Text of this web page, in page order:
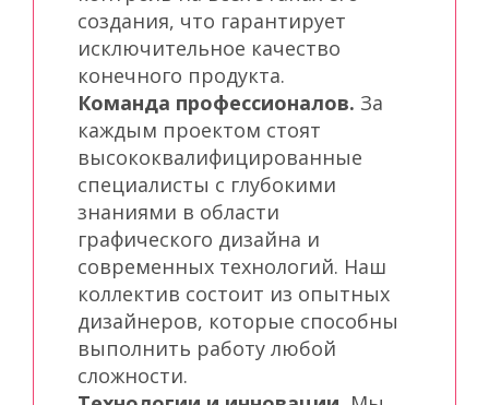
создания, что гарантирует
исключительное качество
конечного продукта.
Команда профессионалов. За
каждым проектом стоят
высококвалифицированные
специалисты с глубокими
знаниями в области
графического дизайна и
современных технологий. Наш
коллектив состоит из опытных
дизайнеров, которые способны
выполнить работу любой
сложности.